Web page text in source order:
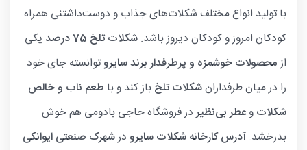
با تولید انواع مختلف شکلات‌های جذاب و دوست‌داشتنی همراه
کودکان امروز و کودکان دیروز باشد.شکلات تلخ 75 درصد
یکی
ازمحصولات خوشمزه و پرطرفدار برند سایروتوانسته جای خود
را در میان طرفدارانشکلات تلخباز کند و با طعم ناب و خالص
شکلاتوعطر بی‌نظیردر فروشگاه حاجی بادومی هم خوش
بدرخشد.آدرس کارخانه شکلات سایرودرشهرک صنعتی ایوانکی